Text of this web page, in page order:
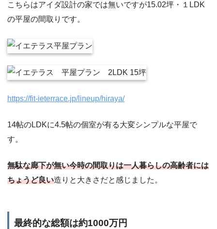
こちらはアイダ設計の家では無いですが15.02坪・１LDK
の平屋の間取りです。
https://fit-ieterrace.jp/lineup/hiraya/
14帖のLDKに4.5帖の個室が有る大変シンプルな平屋で
す。
無駄な廊下が無い今時の間取りは一人暮らしの高齢者には
ちょうど良い造りと大きさだと感じました。
最終的な総額は約1000万円